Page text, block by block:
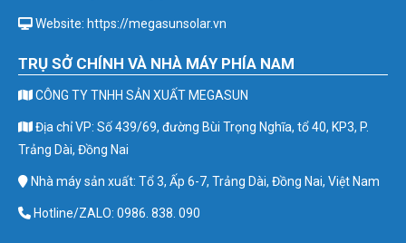
Website: https://megasunsolar.vn
TRỤ SỞ CHÍNH VÀ NHÀ MÁY PHÍA NAM
CÔNG TY TNHH SẢN XUẤT MEGASUN
Địa chỉ VP: Số 439/69, đường Bùi Trọng Nghĩa, tổ 40, KP3, P.
Trảng Dài, Đồng Nai
Nhà máy sản xuất: Tổ 3, Ấp 6-7, Trảng Dài, Đồng Nai, Việt Nam
Hotline/ZALO: 0986. 838. 090